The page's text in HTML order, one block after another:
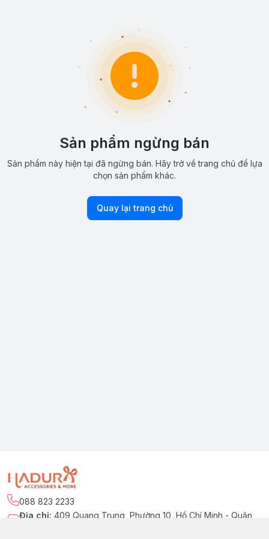
Sản phẩm ngừng bán
Sản phẩm này hiện tại đã ngừng bán. Hãy trở về trang chủ để lựa
chọn sản phẩm khác.
Quay lại trang chủ
088 823 2233
Địa chỉ: 409 Quang Trung, Phường 10, Hồ Chí Minh - Quận